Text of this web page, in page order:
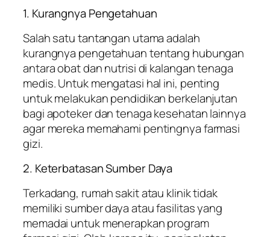
1. Kurangnya Pengetahuan
Salah satu tantangan utama adalah
kurangnya pengetahuan tentang hubungan
antara obat dan nutrisi di kalangan tenaga
medis. Untuk mengatasi hal ini, penting
untuk melakukan pendidikan berkelanjutan
bagi apoteker dan tenaga kesehatan lainnya
agar mereka memahami pentingnya farmasi
gizi.
2. Keterbatasan Sumber Daya
Terkadang, rumah sakit atau klinik tidak
memiliki sumber daya atau fasilitas yang
memadai untuk menerapkan program